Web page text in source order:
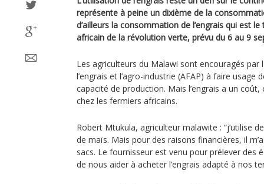
représente à peine un dixième de la
d’ailleurs la consommation de l’engrais qui est
africain de la révolution verte, prévu du 6 au 9
Les agriculteurs du Malawi sont encouragés par
l’engrais et l’agro-industrie (AFAP) à faire usage
capacité de production. Mais l’engrais a un
chez les fermiers africains.
Robert Mtukula, agriculteur malawite : “j’utilise
de maïs. Mais pour des raisons financières, il
sacs. Le fournisseur est venu pour prélever des
de nous aider à acheter l’engrais adapté à nos